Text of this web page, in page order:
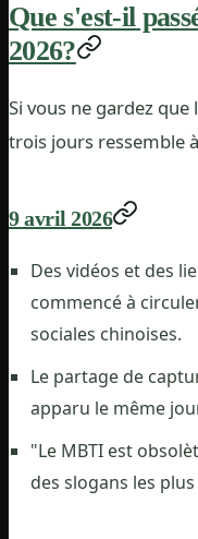
Que s'est-il
2026?
Si vous ne gardez que
trois jours ressemble
9 avril 2026
Des vidéos et des
commencé à
sociales chinoises.
Le partage de
apparu le même
"Le MBTI est
des slogans les